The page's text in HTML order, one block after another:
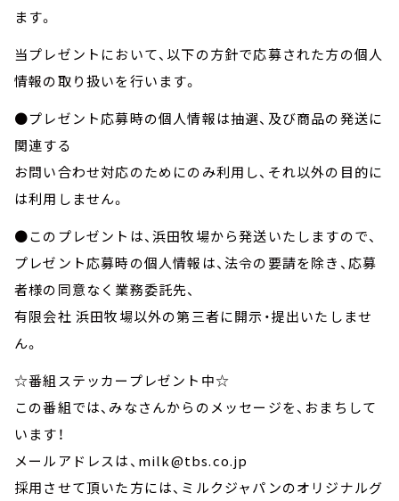
ます。
当プレゼントにおいて、以下の方針で応募された方の個人
情報の取り扱いを行います。
●プレゼント応募時の個人情報は抽選、及び商品の発送に
関連する
お問い合わせ対応のためにのみ利用し、それ以外の目的に
は利用しません。
●このプレゼントは、浜田牧場から発送いたしますので、
プレゼント応募時の個人情報は、法令の要請を除き、応募
者様の同意なく業務委託先、
有限会社 浜田牧場以外の第三者に開示・提出いたしませ
ん。
☆番組ステッカープレゼント中☆
この番組では、みなさんからのメッセージを、おまちして
います！
メールアドレスは、milk@tbs.co.jp
採用させて頂いた方には、ミルクジャパンのオリジナルグ